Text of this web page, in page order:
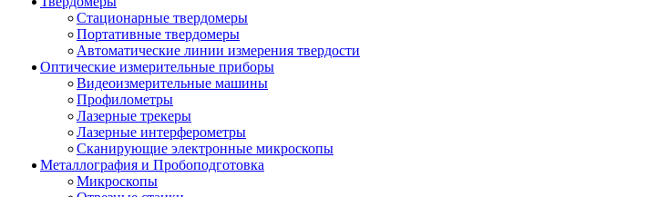
Стационарные твердомеры
Портативные твердомеры
Автоматические линии измерения твердости
Оптические измерительные приборы
Видеоизмерительные машины
Профилометры
Лазерные трекеры
Лазерные интерферометры
Сканирующие электронные микроскопы
Металлография и Пробоподготовка
Микроскопы